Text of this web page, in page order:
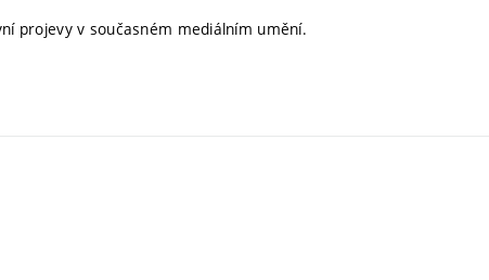
projevy v současném mediálním umění.